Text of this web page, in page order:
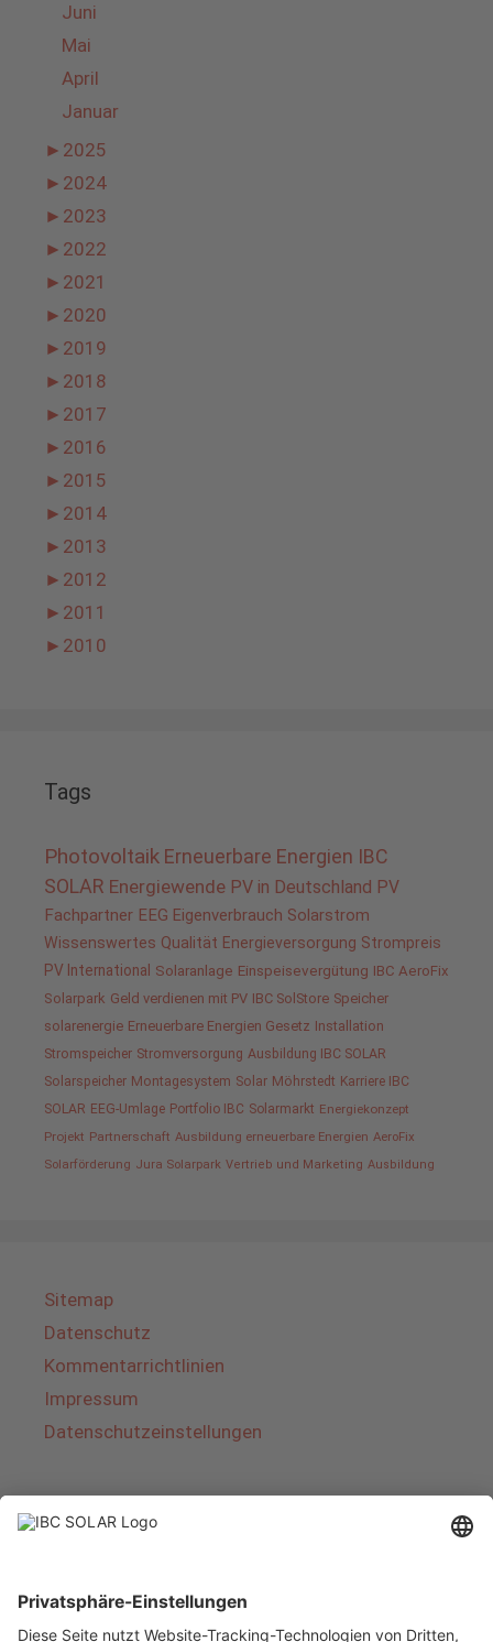
Juni
Mai
April
Januar
► 2025
► 2024
► 2023
► 2022
► 2021
► 2020
► 2019
► 2018
► 2017
► 2016
► 2015
► 2014
► 2013
► 2012
► 2011
► 2010
Tags
Photovoltaik Erneuerbare Energien IBC
SOLAR Energiewende PV in Deutschland PV
Fachpartner EEG Eigenverbrauch Solarstrom
Wissenswertes Qualität Energieversorgung Strompreis
PV International Solaranlage Einspeisevergütung IBC AeroFix
Solarpark Geld verdienen mit PV IBC SolStore Speicher
solarenergie Erneuerbare Energien Gesetz Installation
Stromspeicher Stromversorgung Ausbildung IBC SOLAR
Solarspeicher Montagesystem Solar Möhrstedt Karriere IBC
SOLAR EEG-Umlage Portfolio IBC Solarmarkt Energiekonzept
Projekt Partnerschaft Ausbildung erneuerbare Energien AeroFix
Solarförderung Jura Solarpark Vertrieb und Marketing Ausbildung
Sitemap
Datenschutz
Kommentarrichtlinien
Impressum
Datenschutzeinstellungen
Über IBC SOLAR
von Energielösungen und Dienstleistungen im
Bereich Photovoltaik und Speicher. Das